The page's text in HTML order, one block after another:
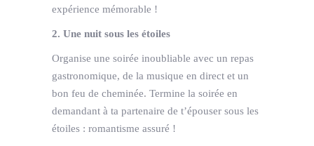
expérience mémorable !
2. Une nuit sous les étoiles
Organise une soirée inoubliable avec un repas
gastronomique, de la musique en direct et un
bon feu de cheminée. Termine la soirée en
demandant à ta partenaire de t’épouser sous les
étoiles : romantisme assuré !